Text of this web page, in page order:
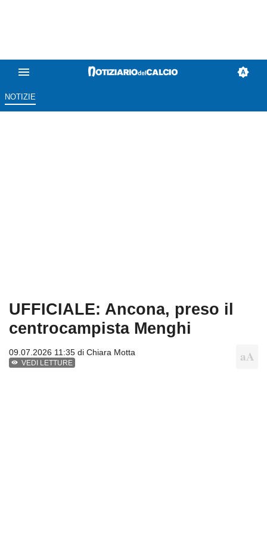
NOTIZIE
UFFICIALE: Ancona, preso il
centrocampista Menghi
09.07.2026 11:35 di Chiara Motta
VEDI LETTURE